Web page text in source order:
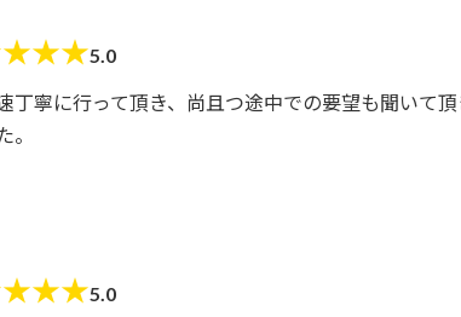
★★★5.0
丁寧に行って頂き、尚且つ途中での要望も聞いて
。
★★★5.0